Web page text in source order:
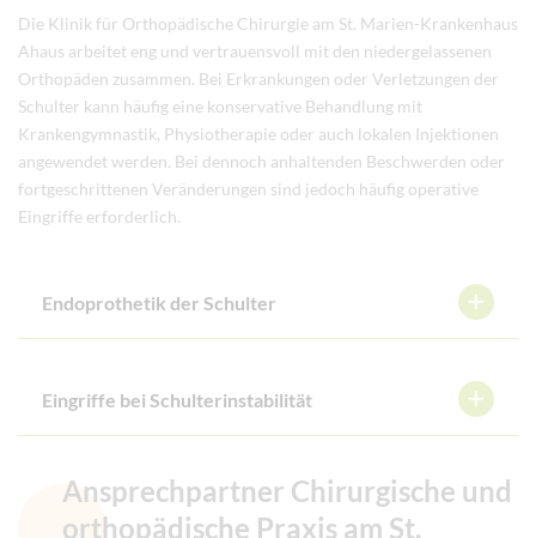
Die Klinik für Orthopädische Chirurgie am St. Marien-Krankenhaus
Ahaus arbeitet eng und vertrauensvoll mit den niedergelassenen
Orthopäden zusammen. Bei Erkrankungen oder Verletzungen der
Schulter kann häufig eine konservative Behandlung mit
Krankengymnastik, Physiotherapie oder auch lokalen Injektionen
angewendet werden. Bei dennoch anhaltenden Beschwerden oder
fortgeschrittenen Veränderungen sind jedoch häufig operative
Eingriffe erforderlich.
Endoprothetik der Schulter
Eingriffe bei Schulterinstabilität
Ansprechpartner Chirurgische und
orthopädische Praxis am St.